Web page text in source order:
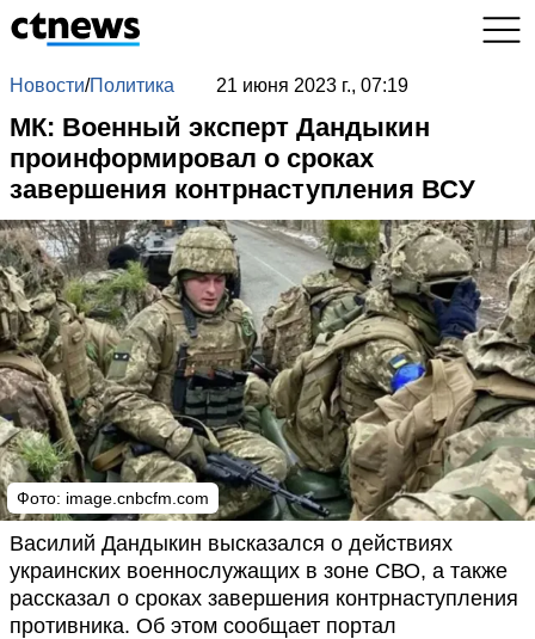
Новости/Политика 21 июня 2023 г., 07:19
МК: Военный эксперт Дандыкин
проинформировал о сроках
завершения контрнаступления ВСУ
Фото: image.cnbcfm.com
Василий Дандыкин высказался о действиях
украинских военнослужащих в зоне СВО, а также
рассказал о сроках завершения контрнаступления
противника. Об этом сообщает портал